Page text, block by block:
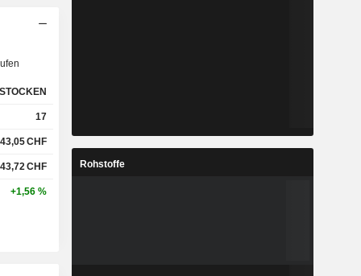
17
43,05CHF
43,72CHF
+1,56 %
Rohstoffe